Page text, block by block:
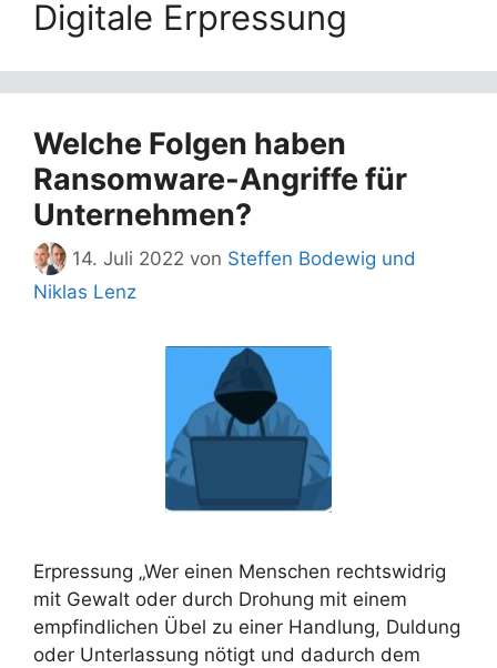
Digitale Erpressung
Welche Folgen haben
Ransomware-Angriffe für
Unternehmen?
14. Juli 2022 von Steffen Bodewig und
Niklas Lenz
Erpressung „Wer einen Menschen rechtswidrig
mit Gewalt oder durch Drohung mit einem
empfindlichen Übel zu einer Handlung, Duldung
oder Unterlassung nötigt und dadurch dem